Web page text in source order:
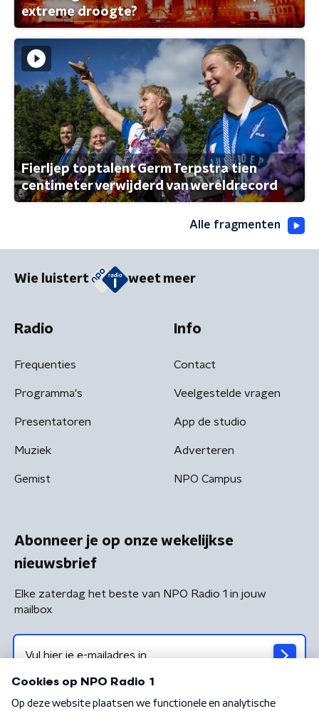
extreme droogte?
Fierljep toptalent Germ Terpstra tien
centimeter verwijderd van wereldrecord
Alle fragmenten
Wie luistert weet meer
Radio
Frequenties
Programma's
Presentatoren
Muziek
Gemist
Info
Contact
Veelgestelde vragen
App de studio
Adverteren
NPO Campus
Abonneer je op onze wekelijkse
nieuwsbrief
Elke zaterdag het beste van NPO Radio 1 in jouw
mailbox